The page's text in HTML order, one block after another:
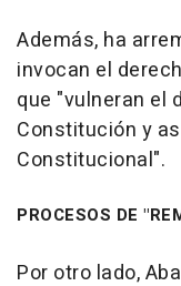
Además, ha
invocan el
que "vulneran el
Constitución y
Constitucional".
PROCESOS DE
Por otro lado,